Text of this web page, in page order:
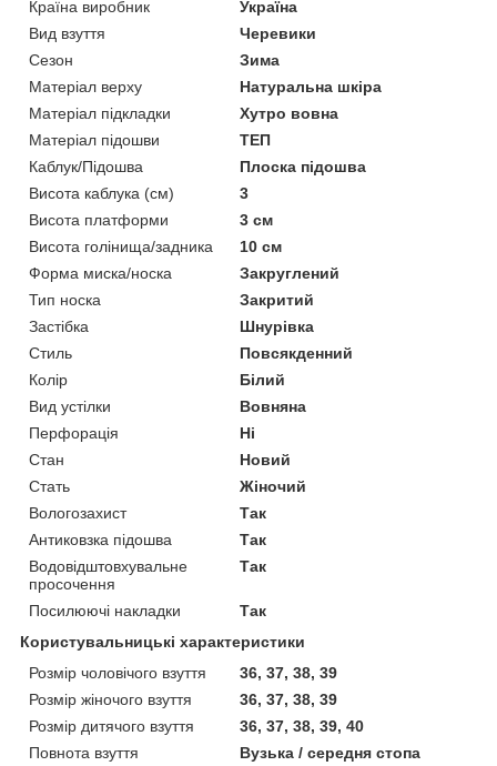
Країна виробник
Україна
Вид взуття
Черевики
Сезон
Зима
Матеріал верху
Натуральна шкіра
Матеріал підкладки
Хутро вовна
Матеріал підошви
ТЕП
Каблук/Підошва
Плоска підошва
Висота каблука (см)
3
Висота платформи
3 см
Висота голінища/задника
10 см
Форма миска/носка
Закруглений
Тип носка
Закритий
Застібка
Шнурівка
Стиль
Повсякденний
Колір
Білий
Вид устілки
Вовняна
Перфорація
Ні
Стан
Новий
Стать
Жіночий
Вологозахист
Так
Антиковзка підошва
Так
Водовідштовхувальне
просочення
Так
Посилюючі накладки
Так
Користувальницькі характеристики
Розмір чоловічого взуття
36, 37, 38, 39
Розмір жіночого взуття
36, 37, 38, 39
Розмір дитячого взуття
36, 37, 38, 39, 40
Повнота взуття
Вузька / середня стопа